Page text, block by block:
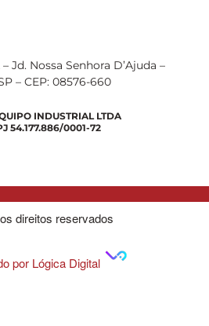
Jd. Nossa Senhora D’Ajuda –
– CEP: 08576-660
INDUSTRIAL LTDA
54.177.886/0001-72
direitos reservados
por Lógica Digital